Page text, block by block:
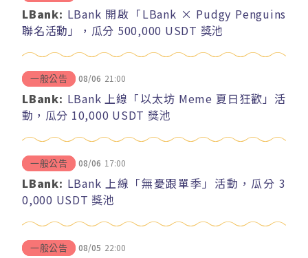
LBank: LBank 開啟「LBank × Pudgy Penguins
聯名活動」，瓜分 500,000 USDT 獎池
一般公告 08/06 21:00
LBank: LBank 上線「以太坊 Meme 夏日狂歡」活
動，瓜分 10,000 USDT 獎池
一般公告 08/06 17:00
LBank: LBank 上線「無憂跟單季」活動，瓜分 3
0,000 USDT 獎池
一般公告 08/05 22:00